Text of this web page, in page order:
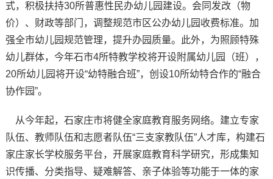
式，积极扶持30所普惠性民办幼儿园建设。会同发改（物
价）、财政等部门，调整规范市区公办幼儿园收费标准。加
强全市幼儿园规范管理，提升办园质量。此外，为照顾特殊
幼儿群体，今年石市4所特教学校将开设附属幼儿园（班），
20所幼儿园将开设“幼特融合班”，创设10所幼特合作的“融合
协作园”。
从今年起，石家庄市将健全家庭教育服务网络。建立专家
队伍、教师队伍和志愿者队伍“三支家教队伍”人才库，构建石
家庄家长学校服务平台，开展家庭教育科学研究，形成集知
识传播、分类指导、疑难解答、亲子体验等功能于一体的家